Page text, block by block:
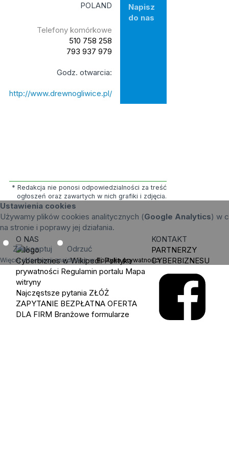
POLAND
Telefony komórkowe
510 758 258
793 937 979
Godz. otwarcia:
http://www.drewnogliwice.pl/
Napisz
do nas
* Redakcja nie ponosi odpowiedzialności za treść
ogłoszeń oraz zawartych w nich grafiki i zdjęcia.
Ustawienia cookies
Używamy plików cookies analitycznych (Google Analytics) w
na stronie i poprawy jej działania.
Zaakceptuj Odrzuć
Więcej informacji znajdziesz wPolityka prywatności.
O NAS
Cyberbiznes w Wikipedii Polityka
prywatności Regulamin portalu Mapa
witryny
Najczęstsze pytania ZŁÓŻ
ZAPYTANIE BEZPŁATNA OFERTA
DLA FIRM Branżowe formularze
KONTAKT
PARTNERZY
CYBERBIZNESU